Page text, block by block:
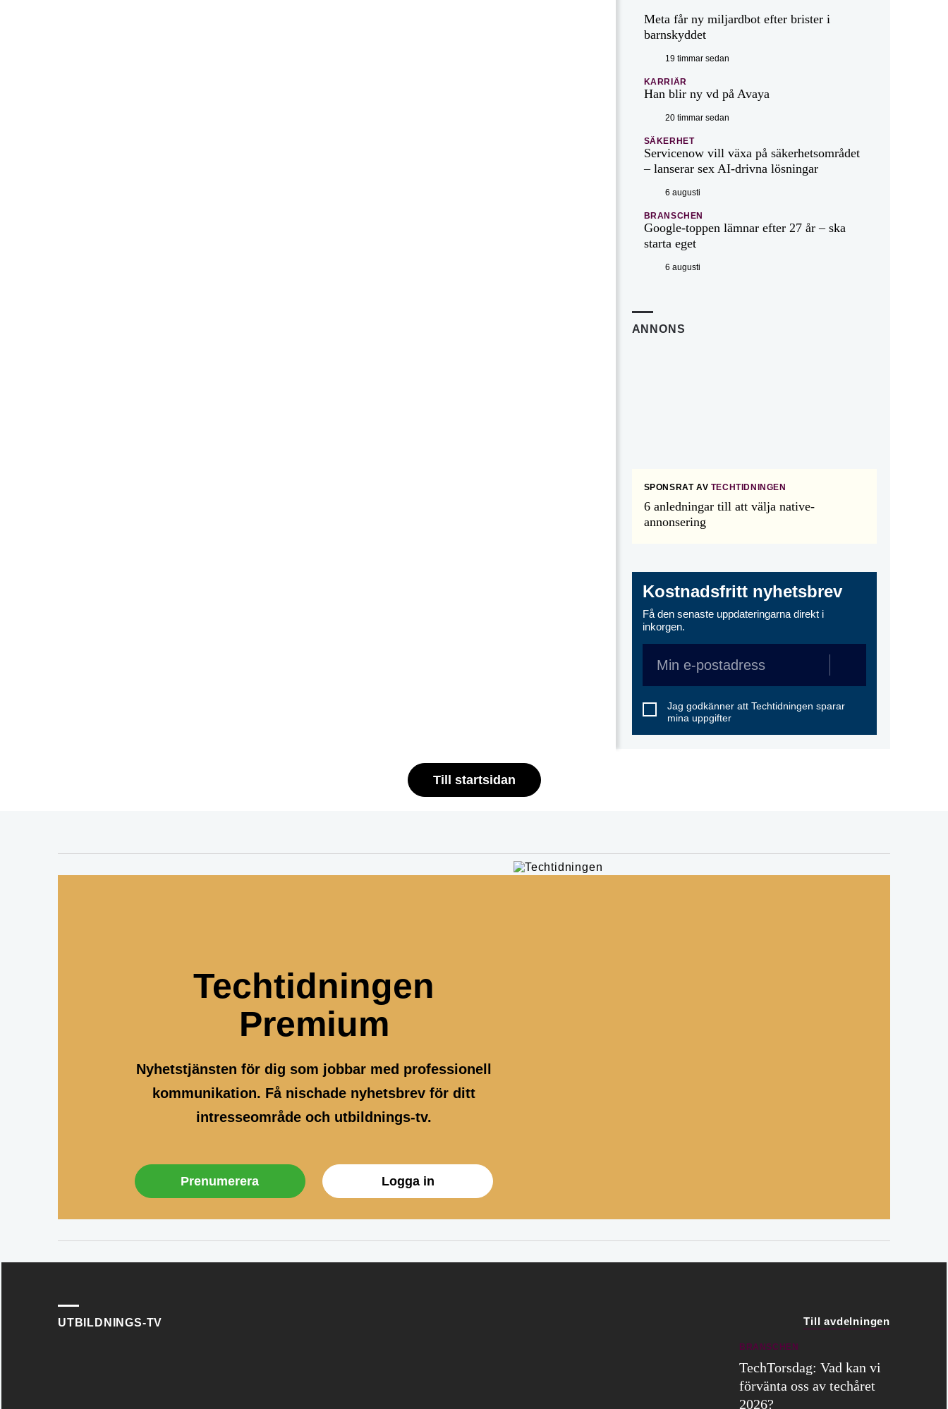
Meta får ny miljardbot efter brister i
barnskyddet
19 timmar sedan
KARRIÄR
Han blir ny vd på Avaya
20 timmar sedan
SÄKERHET
Servicenow vill växa på säkerhetsområdet
– lanserar sex AI-drivna lösningar
6 augusti
BRANSCHEN
Google-toppen lämnar efter 27 år – ska
starta eget
6 augusti
ANNONS
SPONSRAT AV TECHTIDNINGEN
6 anledningar till att välja native-
annonsering
Kostnadsfritt nyhetsbrev
Få den senaste uppdateringarna direkt i
inkorgen.
Jag godkänner att Techtidningen sparar
mina uppgifter
Till startsidan
Techtidningen
Premium
Nyhetstjänsten för dig som jobbar med professionell
kommunikation. Få nischade nyhetsbrev för ditt
intresseområde och utbildnings-tv.
Prenumerera Logga in
UTBILDNINGS-TV Till avdelningen
BRANSCHEN
TechTorsdag: Vad kan vi
förvänta oss av techåret
2026?